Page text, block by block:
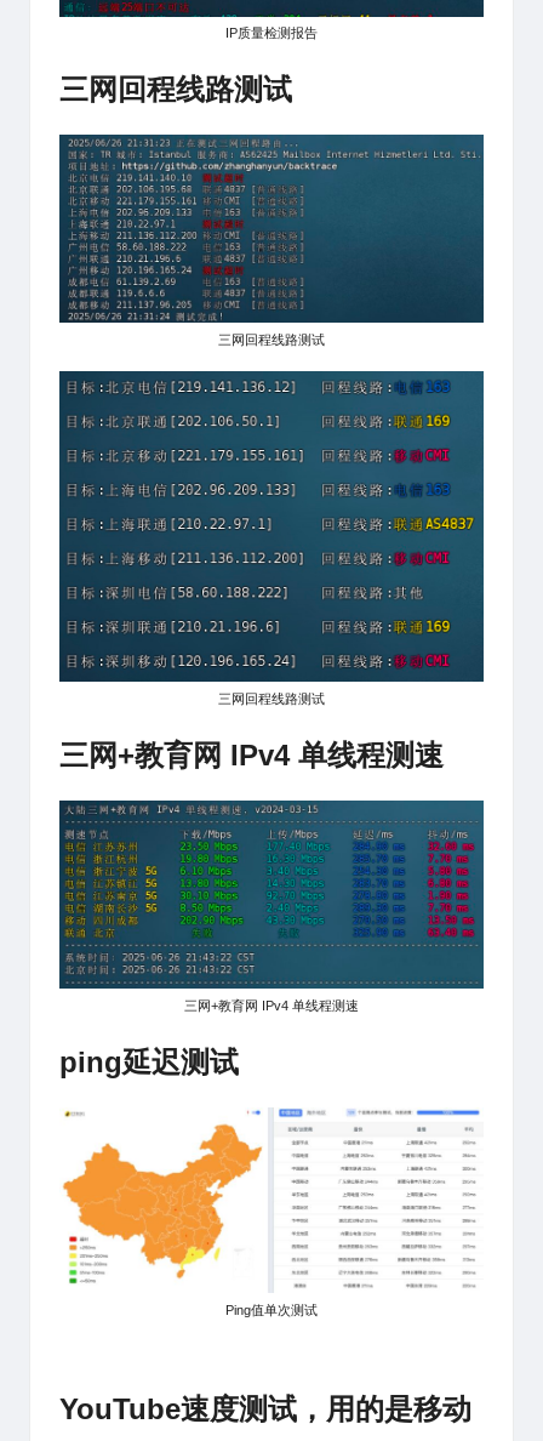
IP质量检测报告
三网回程线路测试
三网回程线路测试
三网回程线路测试
三网+教育网 IPv4 单线程测速
三网+教育网 IPv4 单线程测速
ping延迟测试
Ping值单次测试
YouTube速度测试，用的是移动